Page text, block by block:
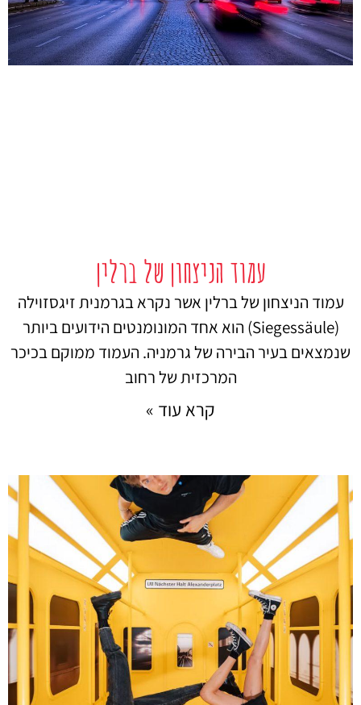
עמוד הניצחון של ברלין
עמוד הניצחון של ברלין אשר נקרא בגרמנית זיגסזוילה
(Siegessäule) הוא אחד המונומנטים הידועים ביותר
שנמצאים בעיר הבירה של גרמניה. העמוד ממוקם בכיכר
המרכזית של רחוב
קרא עוד »